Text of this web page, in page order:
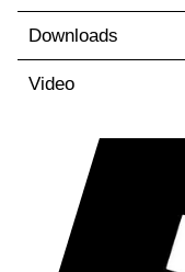
Downloads
Video